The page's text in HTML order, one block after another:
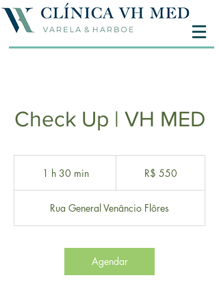
Check Up | VH MED
1 h 30 min1
m
i
brasileirosR$ 550
Rua General Venâncio Flôres
Agendar